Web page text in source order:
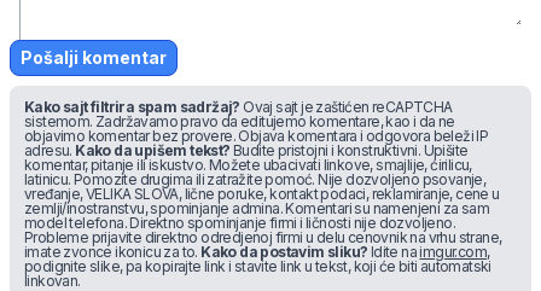
Pošalji komentar
Kako sajt filtrira spam sadržaj? Ovaj sajt je zaštićen reCAPTCHA
sistemom. Zadržavamo pravo da editujemo komentare, kao i da ne
objavimo komentar bez provere. Objava komentara i odgovora beleži IP
adresu. Kako da upišem tekst? Budite pristojni i konstruktivni. Upišite
komentar, pitanje ili iskustvo. Možete ubacivati linkove, smajlije, ćirilicu,
latinicu. Pomozite drugima ili zatražite pomoć. Nije dozvoljeno psovanje,
vređanje, VELIKA SLOVA, lične poruke, kontakt podaci, reklamiranje, cene u
zemlji/inostranstvu, spominjanje admina. Komentari su namenjeni za sam
model telefona. Direktno spominjanje firmi i ličnosti nije dozvoljeno.
Probleme prijavite direktno odredjenoj firmi u delu cenovnik na vrhu strane,
imate zvonce ikonicu za to. Kako da postavim sliku? Idite na imgur.com,
podignite slike, pa kopirajte link i stavite link u tekst, koji će biti automatski
linkovan.